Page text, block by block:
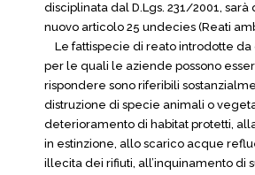
disciplinata dal D.Lgs. 231/2001,
nuovo articolo 25 undecies (Reati
Le fattispecie di reato introdotte da
per le quali le aziende possono
rispondere sono riferibili
distruzione di specie animali o
deterioramento di habitat protetti,
in estinzione, allo scarico acque
illecita dei rifiuti, all’inquinamento di